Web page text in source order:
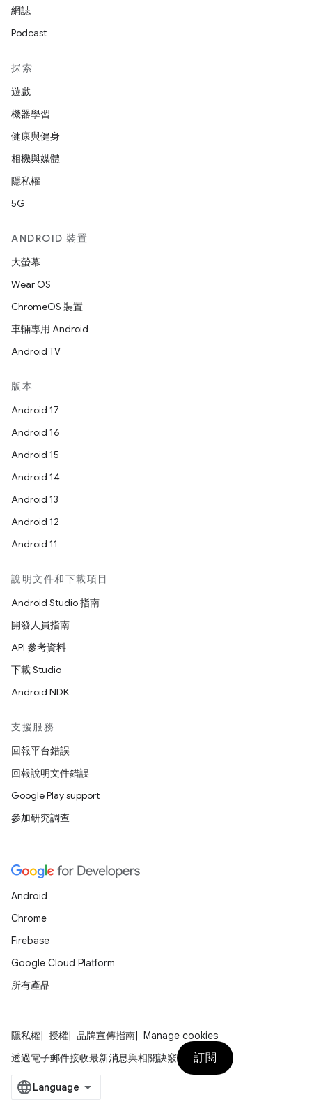
網誌
Podcast
探索
遊戲
機器學習
健康與健身
相機與媒體
隱私權
5G
ANDROID 裝置
大螢幕
Wear OS
ChromeOS 裝置
車輛專用 Android
Android TV
版本
Android 17
Android 16
Android 15
Android 14
Android 13
Android 12
Android 11
說明文件和下載項目
Android Studio 指南
開發人員指南
API 參考資料
下載 Studio
Android NDK
支援服務
回報平台錯誤
回報說明文件錯誤
Google Play support
參加研究調查
Android
Chrome
Firebase
Google Cloud Platform
所有產品
隱私權 授權 品牌宣傳指南
Manage cookies
透過電子郵件接收最新消息與相關訣竅
訂閱